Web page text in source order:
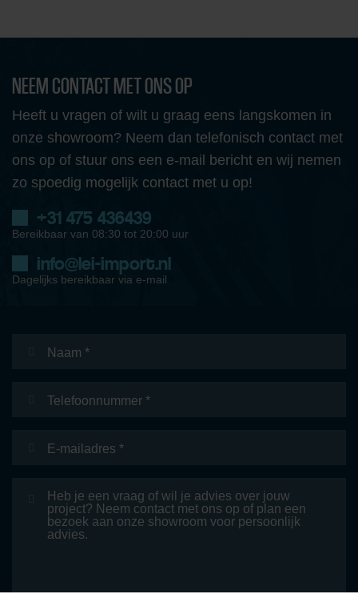
NEEM CONTACT MET ONS OP
Heeft u vragen of wilt u graag eens langskomen in
onze showroom? Neem dan telefonisch contact met
ons op of stuur ons een e-mail bericht en wij nemen
zo spoedig mogelijk contact met u op!
+31 475 436439
Bereikbaar van 08:30 tot 20:00 uur
info@lei-import.nl
Dagelijks bereikbaar via e-mail
mailadres *